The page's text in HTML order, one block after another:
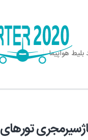
هواپیما
پاژسیرمجری تورهای